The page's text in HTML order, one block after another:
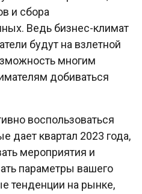
и сбора
Ведь бизнес-климат
будут на взлетной
многим
добиваться
воспользоваться
дает квартал 2023 года,
мероприятия и
параметры вашего
тенденции на рынке,